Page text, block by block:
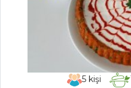
PILAV VE
MAKARNA
Soğanlı ve
Renkli Biberli Fırın
5 kişi